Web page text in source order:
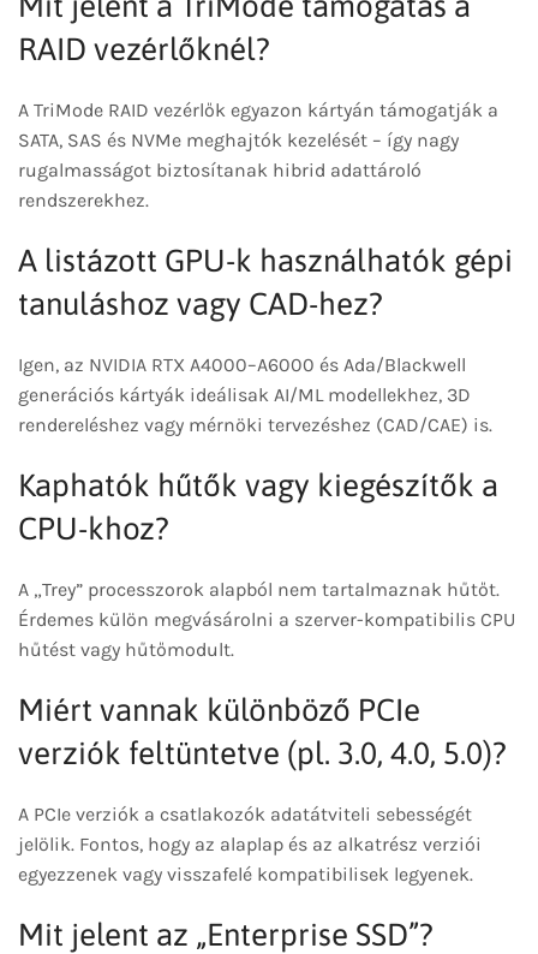
RAID vezérlőknél?
A TriMode RAID vezérlők egyazon kártyán támogatják a
SATA, SAS és NVMe meghajtók kezelését – így nagy
rugalmasságot biztosítanak hibrid adattároló
rendszerekhez.
A listázott GPU-k használhatók gépi
tanuláshoz vagy CAD-hez?
Igen, az NVIDIA RTX A4000–A6000 és Ada/Blackwell
generációs kártyák ideálisak AI/ML modellekhez, 3D
rendereléshez vagy mérnöki tervezéshez (CAD/CAE) is.
Kaphatók hűtők vagy kiegészítők a
CPU-khoz?
A „Trey” processzorok alapból nem tartalmaznak hűtőt.
Érdemes külön megvásárolni a szerver-kompatibilis CPU
hűtést vagy hűtőmodult.
Miért vannak különböző PCIe
verziók feltüntetve (pl. 3.0, 4.0, 5.0)?
A PCIe verziók a csatlakozók adatátviteli sebességét
jelölik. Fontos, hogy az alaplap és az alkatrész verziói
egyezzenek vagy visszafelé kompatibilisek legyenek.
Mit jelent az „Enterprise SSD”?